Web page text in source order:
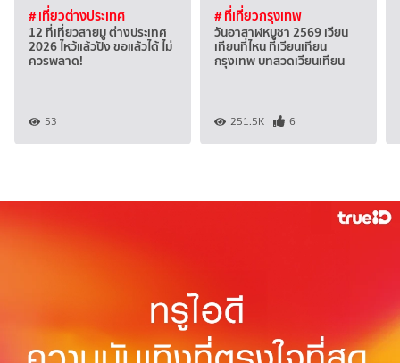
# เที่ยวต่างประเทศ
12 ที่เที่ยวสายมู ต่างประเทศ
2026 ไหว้แล้วปัง ขอแล้วได้ ไม่
ควรพลาด!
53
# ที่เที่ยวกรุงเทพ
วันอาสาฬหบูชา 2569 เวียน
เทียนที่ไหน ที่เวียนเทียน
กรุงเทพ บทสวดเวียนเทียน
251.5K 6